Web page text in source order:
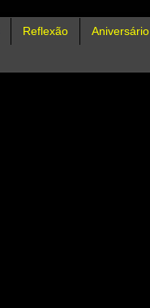
Reflexão Aniversário